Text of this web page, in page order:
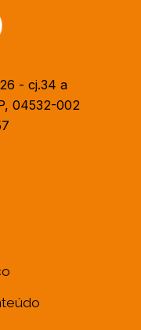
- cj.34 a
04532-002